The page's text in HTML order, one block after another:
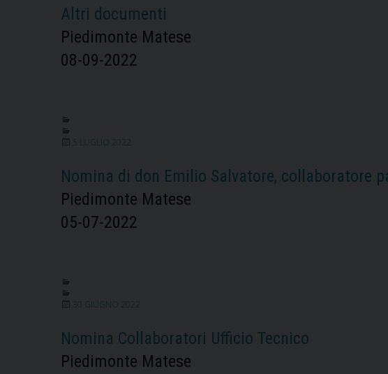
Altri documenti
Piedimonte Matese
08-09-2022
5 LUGLIO 2022
Nomina di don Emilio Salvatore, collaboratore
Piedimonte Matese
05-07-2022
30 GIUGNO 2022
Nomina Collaboratori Ufficio Tecnico
Piedimonte Matese